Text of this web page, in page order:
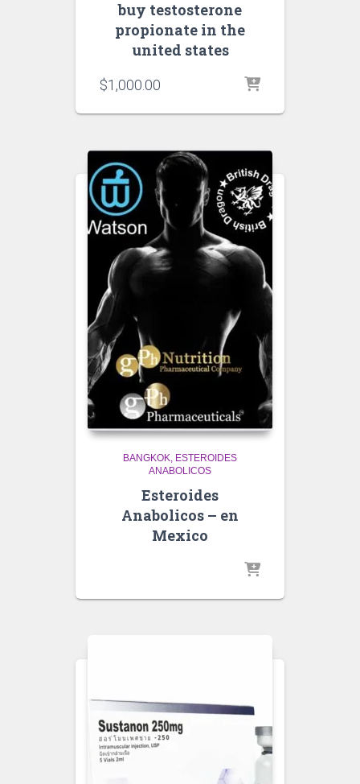
buy testosterone
propionate in the
united states
$1,000.00
BANGKOK ESTEROIDES
ANABOLICOS
Esteroides
Anabolicos – en
Mexico